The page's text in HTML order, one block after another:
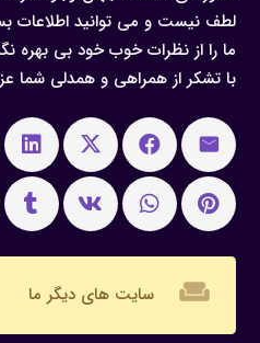
لطف نیست و می توانید اطلاعات
ما را از نظرات خوب خود بی بهره
با تشکر از همراهی و همدلی شما
weekend سایت های دیگر ما